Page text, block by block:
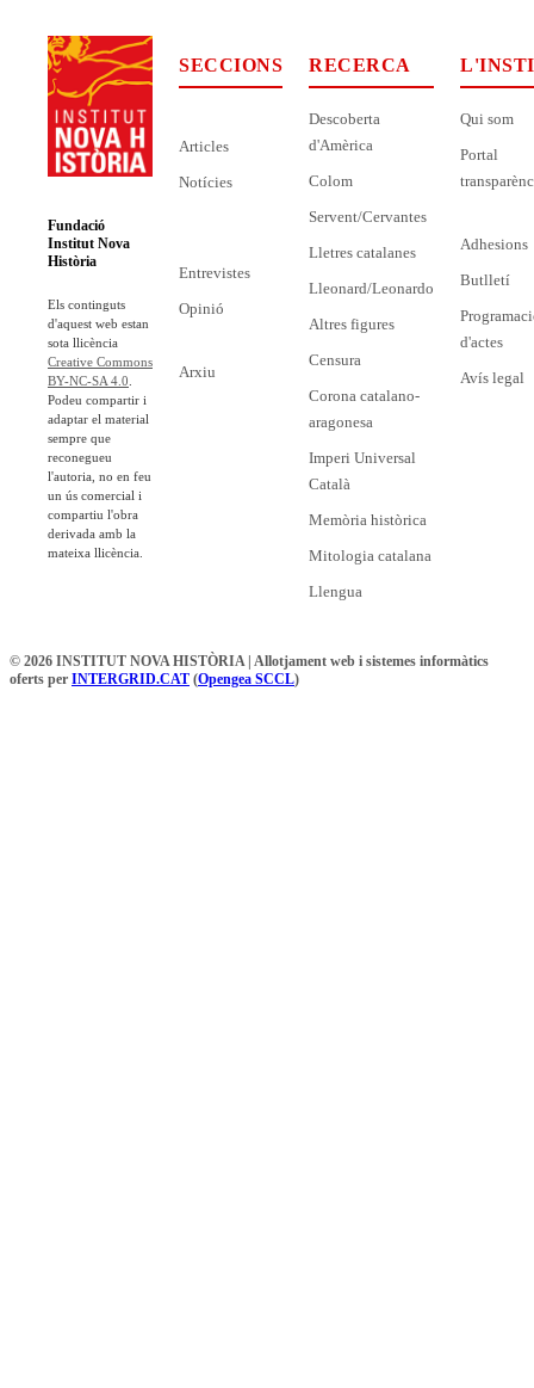
Fundació
Institut Nova
Història
Els continguts
d'aquest web estan
sota llicència
Creative Commons
BY-NC-SA 4.0
Podeu compartir i
adaptar el material
sempre que
reconegueu
l'autoria, no en feu
un ús comercial i
compartiu l'obra
derivada amb la
mateixa llicència.
SECCIONS
Articles
Notícies
Entrevistes
Opinió
Arxiu
RECERCA
Descoberta
d'Amèrica
Colom
Servent/Cervantes
Lletres catalanes
Lleonard/Leonardo
Altres figures
Censura
Corona catalano-
aragonesa
Imperi Universal
Català
Memòria històrica
Mitologia catalana
Llengua
Qui som
Portal
Adhesions
Butlletí
d'actes
Avís legal
© 2026 INSTITUT NOVA HISTÒRIA | Allotjament web i sistemes informàtics
oferts per INTERGRID.CAT (Opengea SCCL)